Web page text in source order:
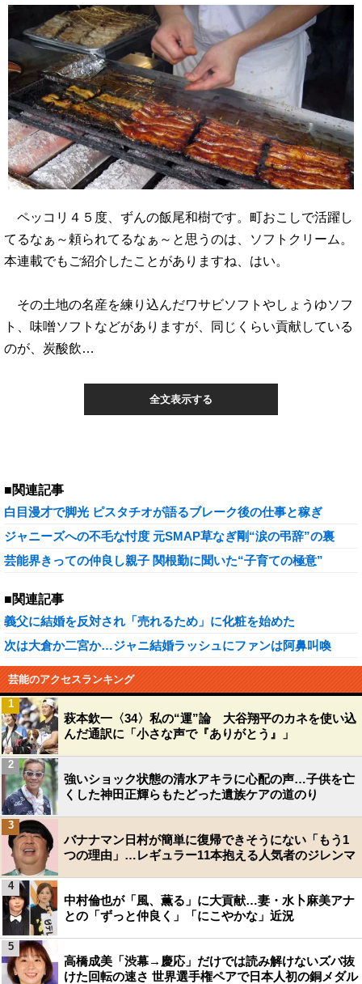
ペッコリ４５度、ずんの飯尾和樹です。町おこしで活躍し
てるなぁ～頼られてるなぁ～と思うのは、ソフトクリーム。
本連載でもご紹介したことがありますね、はい。
その土地の名産を練り込んだワサビソフトやしょうゆソフ
ト、味噌ソフトなどがありますが、同じくらい貢献している
のが、炭酸飲…
全文表示する
■関連記事
白目漫才で脚光 ピスタチオが語るブレーク後の仕事と稼ぎ
ジャニーズへの不毛な忖度 元SMAP草なぎ剛“涙の弔辞”の裏
芸能界きっての仲良し親子 関根勤に聞いた“子育ての極意”
■関連記事
義父に結婚を反対され「売れるため」に化粧を始めた
次は大倉か二宮か…ジャニ結婚ラッシュにファンは阿鼻叫喚
芸能のアクセスランキング
萩本欽一〈34〉私の“運”論 大谷翔平のカネを使い込
んだ通訳に「小さな声で『ありがとう』」
1
強いショック状態の清水アキラに心配の声…子供を亡
くした神田正輝らもたどった遺族ケアの道のり
2
バナナマン日村が簡単に復帰できそうにない「もう1
つの理由」…レギュラー11本抱える人気者のジレンマ
3
中村倫也が「風、薫る」に大貢献…妻・水卜麻美アナ
との「ずっと仲良く」「にこやかな」近況
4
高橋成美「渋幕→慶応」だけでは読み解けないズバ抜
けた回転の速さ 世界選手権ペアで日本人初の銅メダル
5